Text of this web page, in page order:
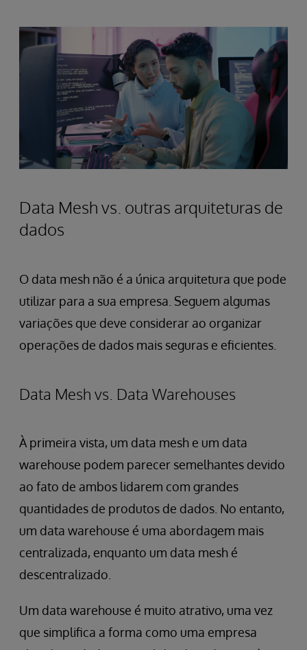
Data Mesh vs. outras arquiteturas de
dados
O data mesh não é a única arquitetura que pode
utilizar para a sua empresa. Seguem algumas
variações que deve considerar ao organizar
operações de dados mais seguras e eficientes.
Data Mesh vs. Data Warehouses
À primeira vista, um data mesh e um data
warehouse podem parecer semelhantes devido
ao fato de ambos lidarem com grandes
quantidades de produtos de dados. No entanto,
um data warehouse é uma abordagem mais
centralizada, enquanto um data mesh é
descentralizado.
Um data warehouse é muito atrativo, uma vez
que simplifica a forma como uma empresa